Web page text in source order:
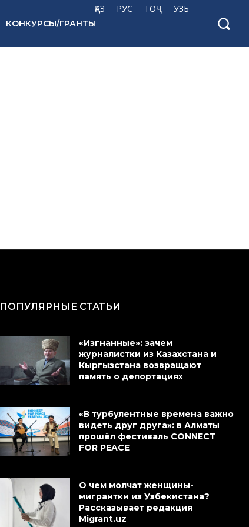
ҚАЗ РУС ТОҶ УЗБ
КОНКУРСЫ/ГРАНТЫ
ПОПУЛЯРНЫЕ СТАТЬИ
«Изгнанные»: зачем
журналистки из Казахстана и
Кыргызстана возвращают
память о депортациях
«В турбулентные времена важно
видеть друг друга»: в Алматы
прошёл фестиваль CONNECT
FOR PEACE
О чем молчат женщины-
мигрантки из Узбекистана?
Рассказывает редакция
Migrant.uz